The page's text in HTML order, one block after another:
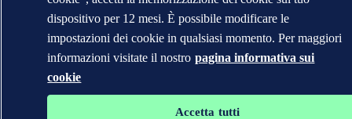
dispositivo per 12 mesi. È possibile modificare le
impostazioni dei cookie in qualsiasi momento. Per maggiori
informazioni visitate il nostro pagina informativa sui
cookie
Accetta tutti